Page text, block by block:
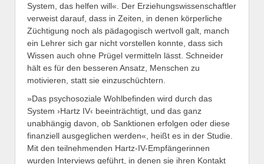
System, das helfen will«. Der Erziehungswissenschaftler
verweist darauf, dass in Zeiten, in denen körperliche
Züchtigung noch als pädagogisch wertvoll galt, manch
ein Lehrer sich gar nicht vorstellen konnte, dass sich
Wissen auch ohne Prügel vermitteln lässt. Schneider
hält es für den besseren Ansatz, Menschen zu
motivieren, statt sie einzuschüchtern.
»Das psychosoziale Wohlbefinden wird durch das
System ›Hartz IV‹ beeinträchtigt, und das ganz
unabhängig davon, ob Sanktionen erfolgen oder diese
finanziell ausgeglichen werden«, heißt es in der Studie.
Mit den teilnehmenden Hartz-IV-Empfängerinnen
wurden Interviews geführt, in denen sie ihren Kontakt